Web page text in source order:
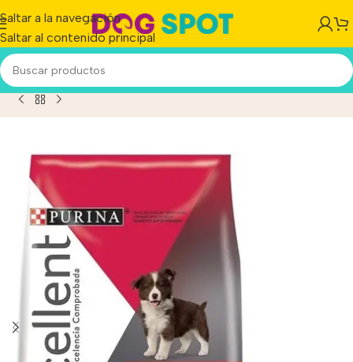
Saltar a la navegación
Saltar al contenido principal
Para Perro Cachorro Todos Los Tamaños x 20 kg